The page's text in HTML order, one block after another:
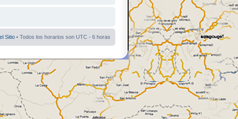
Sitio • Todos los horarios son UTC - 6 horas